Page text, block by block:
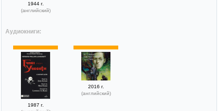
1944 г.
(английский)
Аудиокниги:
1987 г.
2016 г.
(английский)